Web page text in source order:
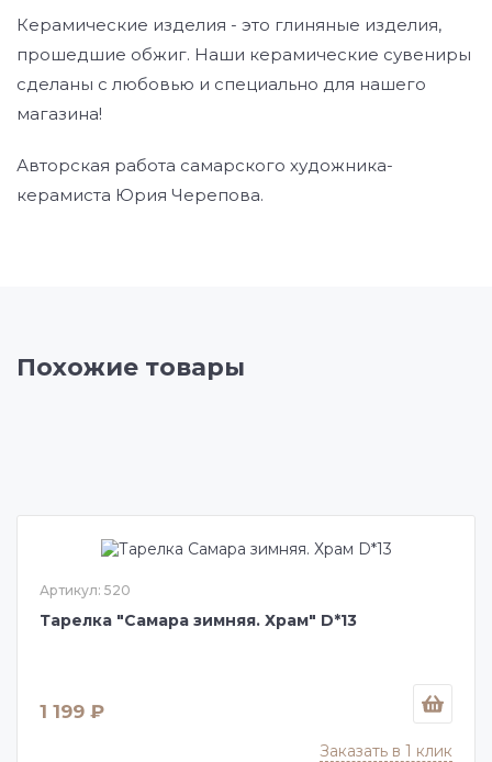
Керамические изделия - это глиняные изделия,
прошедшие обжиг. Наши керамические сувениры
сделаны с любовью и специально для нашего
магазина!
Авторская работа самарского художника-
керамиста Юрия Черепова.
Похожие товары
Артикул: 520
Тарелка "Самара зимняя. Храм" D*13
1 199 ₽
Заказать в 1 клик